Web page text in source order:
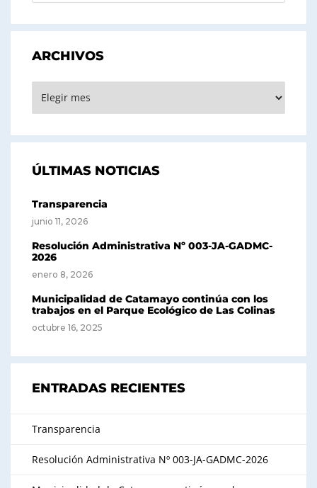
ARCHIVOS
ÚLTIMAS NOTICIAS
Transparencia
junio 11, 2026
Resolución Administrativa Nº 003-JA-GADMC-
2026
enero 8, 2026
Municipalidad de Catamayo continúa con los
trabajos en el Parque Ecológico de Las Colinas
octubre 16, 2025
ENTRADAS RECIENTES
Transparencia
Resolución Administrativa Nº 003-JA-GADMC-2026